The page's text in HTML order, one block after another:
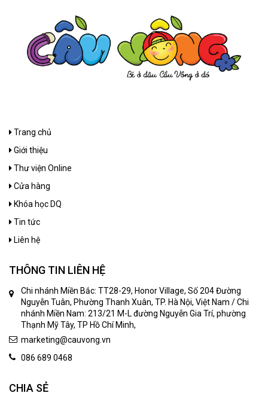
Trang chủ
Giới thiệu
Thư viện Online
Cửa hàng
Khóa học DQ
Tin tức
Liên hệ
THÔNG TIN LIÊN HỆ
Chi nhánh Miền Bắc: TT28-29, Honor Village, Số 204 Đường
Nguyễn Tuân, Phường Thanh Xuân, TP. Hà Nội, Việt Nam / Chi
nhánh Miền Nam: 213/21 M-L đường Nguyễn Gia Trí, phường
Thạnh Mỹ Tây, TP Hồ Chí Minh,
marketing@cauvong.vn
086 689 0468
CHIA SẺ